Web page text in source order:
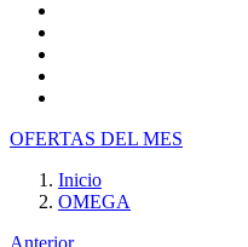
OFERTAS DEL MES
Inicio
OMEGA
Anterior